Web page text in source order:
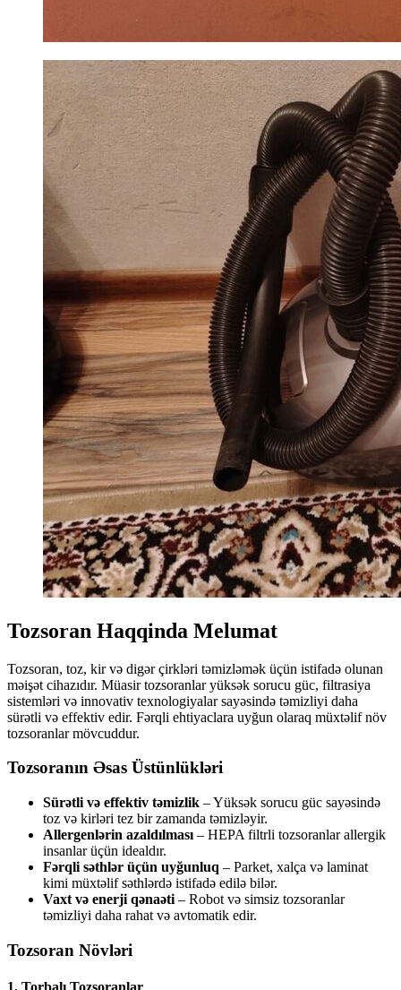
Tozsoran Haqqinda Melumat
Tozsoran, toz, kir və digər çirkləri təmizləmək üçün istifadə olunan
məişət cihazıdır. Müasir tozsoranlar yüksək sorucu güc, filtrasiya
sistemləri və innovativ texnologiyalar sayəsində təmizliyi daha
sürətli və effektiv edir. Fərqli ehtiyaclara uyğun olaraq müxtəlif növ
tozsoranlar mövcuddur.
Tozsoranın Əsas Üstünlükləri
Sürətli və effektiv təmizlik – Yüksək sorucu güc sayəsində
toz və kirləri tez bir zamanda təmizləyir.
Allergenlərin azaldılması – HEPA filtrli tozsoranlar allergik
insanlar üçün idealdır.
Fərqli səthlər üçün uyğunluq – Parket, xalça və laminat
kimi müxtəlif səthlərdə istifadə edilə bilər.
Vaxt və enerji qənaəti – Robot və simsiz tozsoranlar
təmizliyi daha rahat və avtomatik edir.
Tozsoran Növləri
1. Torbalı Tozsoranlar